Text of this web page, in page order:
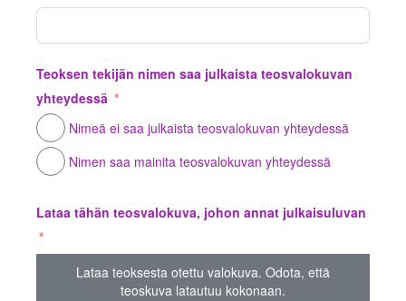
Teoksen tekijän nimen saa julkaista teosvalokuvan
yhteydessä
Nimeä ei saa julkaista teosvalokuvan yhteydessä
Nimen saa mainita teosvalokuvan yhteydessä
Lataa tähän teosvalokuva, johon annat julkaisuluvan
Lataa teoksesta otettu valokuva. Odota, että
teoskuva latautuu kokonaan.